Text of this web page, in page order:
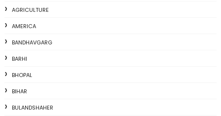
AGRICULTURE
AMERICA
BANDHAVGARG
BARHI
BHOPAL
BIHAR
BULANDSHAHER